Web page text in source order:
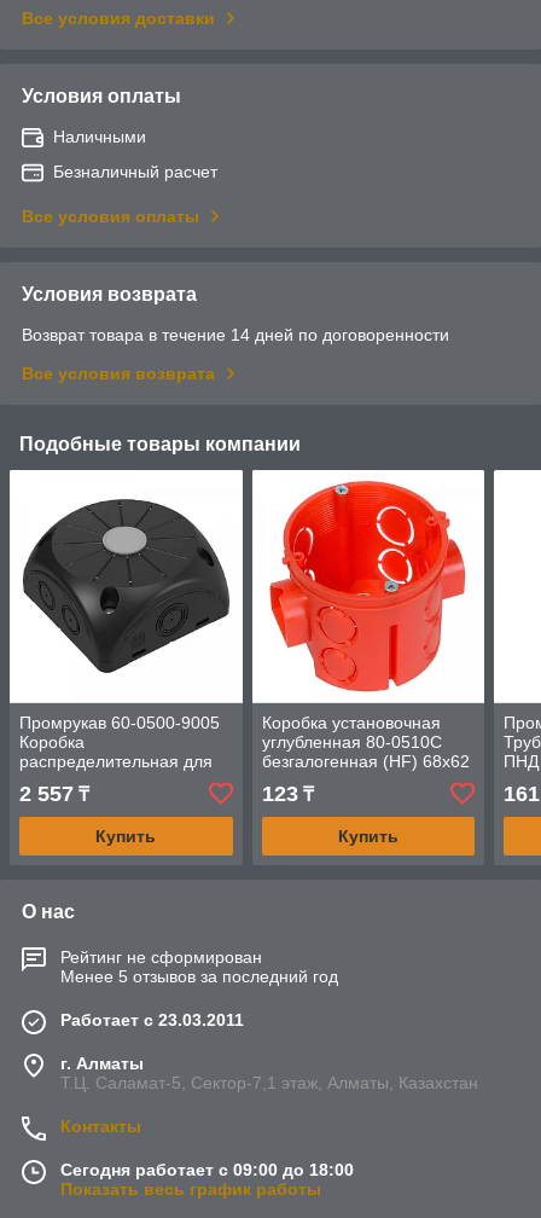
Все условия доставки
Условия оплаты
Наличными
Безналичный расчет
Все условия оплаты
Условия возврата
Возврат товара в течение 14 дней по договоренности
Все условия возврата
Подобные товары компании
Промрукав 60-0500-9005
Коробка
распределительная для
видеокамер
двухкомпонентная
безгалогенная (HF)
2 557 ₸
Купить
Коробка установочная
углубленная 80-0510С
безгалогенная (HF) 68х62
с саморезами Промрукав
123₸
Купить
ПНД
161
О нас
Рейтинг не сформирован
Менее 5 отзывов за последний год
Работает с 23.03.2011
г. Алматы
Т.Ц. Саламат-5, Cектор-7,1 этаж, Алматы, Казахстан
Контакты
Сегодня работает с 09:00 до 18:00
Показать весь график работы